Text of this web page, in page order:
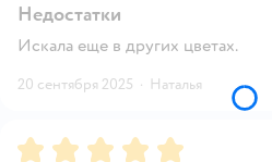
Недостатки
Искала еще в других цветах.
20 сентября 2025 · Наталья
Рейтинг:5